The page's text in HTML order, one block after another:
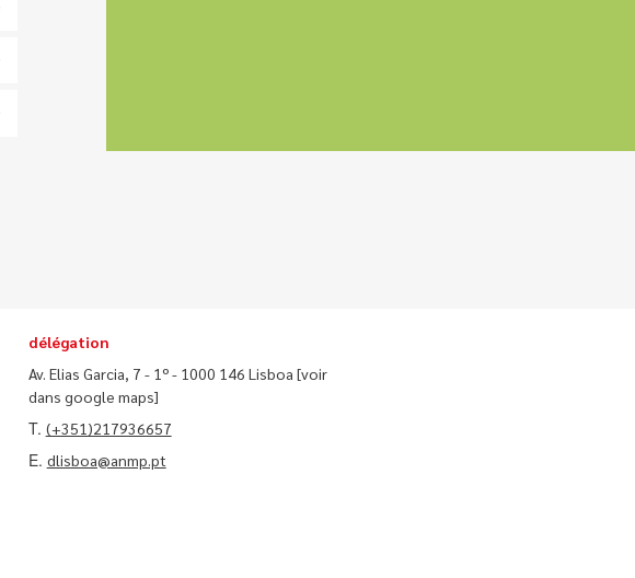
délégation
Av. Elias Garcia, 7 - 1º - 1000 146 Lisboa [voir
dans google maps]
T. (+351)217936657
E. dlisboa@anmp.pt